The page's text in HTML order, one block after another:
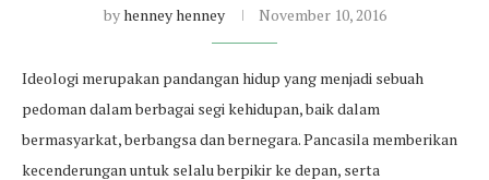
byhenney henney November 10, 2016
Ideologi merupakan pandangan hidup yang menjadi sebuah
pedoman dalam berbagai segi kehidupan, baik dalam
bermasyarkat, berbangsa dan bernegara. Pancasila memberikan
kecenderungan untuk selalu berpikir ke depan, serta